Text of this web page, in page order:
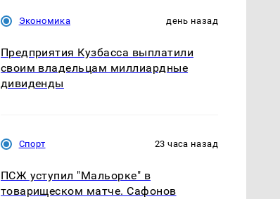
Экономика день назад
Предприятия Кузбасса выплатили
своим владельцам миллиардные
дивиденды
Спорт 23 часа назад
ПСЖ уступил "Мальорке" в
товарищеском матче. Сафонов